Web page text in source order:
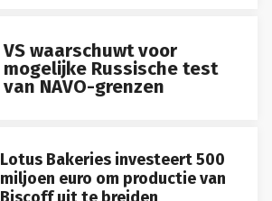
VS waarschuwt voor
mogelijke Russische test
van NAVO-grenzen
Lotus Bakeries investeert 500
miljoen euro om productie van
Biscoff uit te breiden